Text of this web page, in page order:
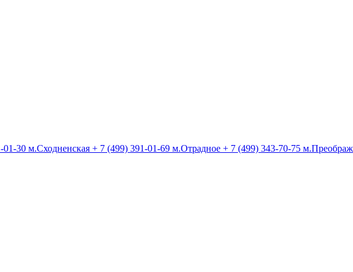
01-30 м.Сходненская + 7 (499) 391-01-69 м.Отрадное + 7 (499) 343-70-75